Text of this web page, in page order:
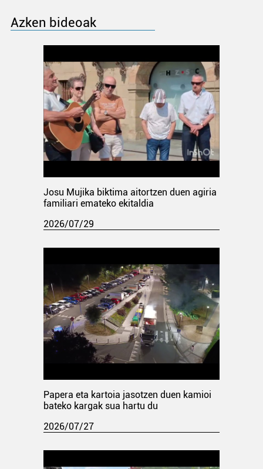
Azken bideoak
Josu Mujika biktima aitortzen duen agiria
familiari emateko ekitaldia
2026/07/29
Papera eta kartoia jasotzen duen kamioi
bateko kargak sua hartu du
2026/07/27